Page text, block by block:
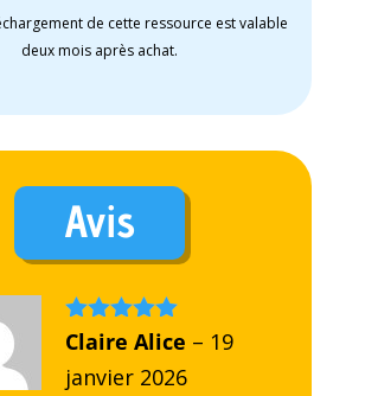
de cette ressource est valable
deux mois après achat.
Avis
Note5 sur
Claire Alice – 19
janvier 2026